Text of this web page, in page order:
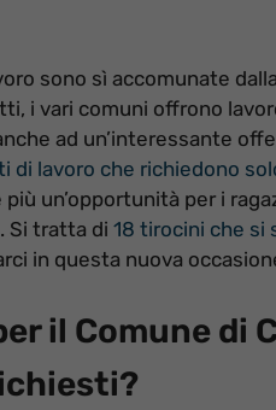
sono sì accomunate
i vari comuni offrono
ad un’interessante
di lavoro che richiedono
un’opportunità per i
Si tratta di 18 tirocini che si
in questa nuova
il Comune di